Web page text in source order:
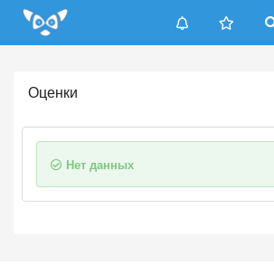
Update cookies preferences
Оценки
Нет данных